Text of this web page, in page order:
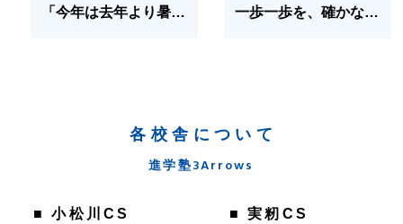
「今年は去年より暑い」は本当？ 一歩一歩を、確かな方向へ。
各校舎について
進学塾3Arrows
■ 小松川CS ■ 実籾CS